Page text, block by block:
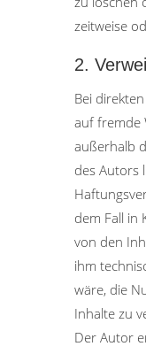
zeitweise
2.
Bei
auf fremde
außerhalb
des Autors
dem Fall in
von den
ihm
wäre, die
Inhalte zu
Der Autor